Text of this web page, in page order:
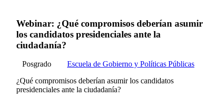
Webinar: ¿Qué compromisos deberían asumir
los candidatos presidenciales ante la
ciudadanía?
Posgrado
Escuela de Gobierno y Políticas Públicas
¿Qué compromisos deberían asumir los candidatos
presidenciales ante la ciudadanía?